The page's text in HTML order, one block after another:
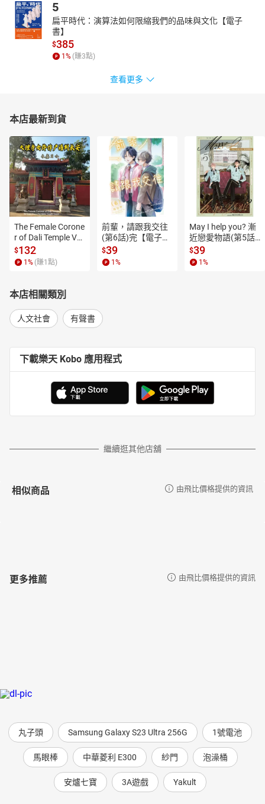
5
扁平時代：演算法如何限縮我們的品味與文化【電子
書】
$385
1 % (賺3點)
查看更多
本店最新到貨
The Female Corone
r of Dali Temple Vo
l.6【有聲書】
$132
1 % (賺1 點)
前輩，請跟我交往
(第6話)完【電子
書】
$39
1 %
May I help you? 漸
近戀愛物語(第5話)
【電子書】
$39
1 %
本店相關類別
人文社會 有聲書
下載樂天 Kobo 應用程式
繼續逛其他店舖
相似商品 由飛比價格提供的資訊
更多推薦 由飛比價格提供的資訊
丸子頭 Samsung Galaxy S23 Ultra 256G 1號電池
馬眼棒 中華菱利 E300 紗門 泡澡桶
安爐七寶 3A遊戲 Yakult